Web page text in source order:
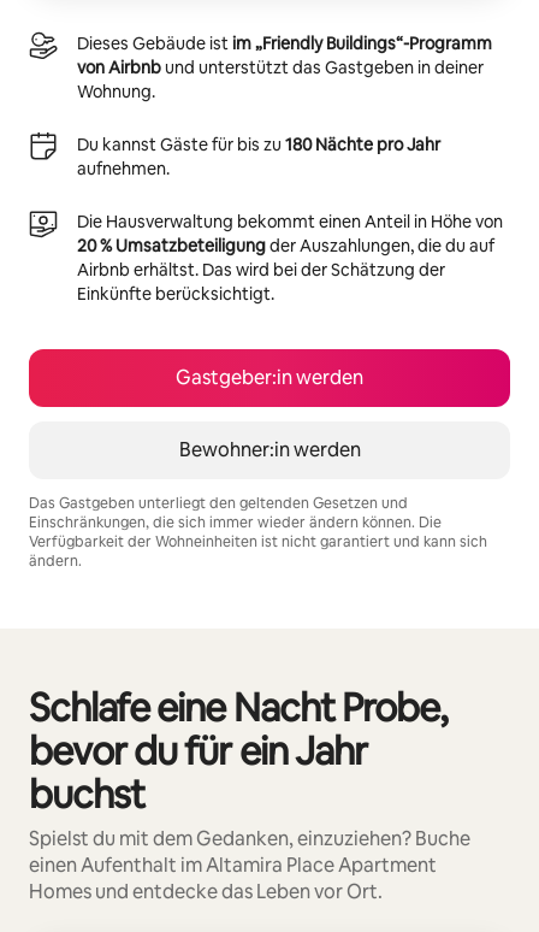
Dieses Gebäude istim „Friendly Buildings“-Programm
von Airbnbund unterstützt das Gastgeben in deiner
Wohnung.
Du kannst Gäste für bis zu 180 Nächte pro Jahr
aufnehmen.
Die Hausverwaltung bekommt einen Anteil in Höhe von
20 % Umsatzbeteiligungder Auszahlungen, die du auf
Airbnb erhältst. Das wird bei der Schätzung der
Einkünfte berücksichtigt.
Gastgeber:in werden
Bewohner:in werden
Das Gastgeben unterliegt den geltenden Gesetzen und
Einschränkungen, die sich immer wieder ändern können. Die
Verfügbarkeit der Wohneinheiten ist nicht garantiert und kann sich
ändern.
Schlafe eine Nacht Probe,
bevor du für ein Jahr
buchst
Spielst du mit dem Gedanken, einzuziehen? Buche
einen Aufenthalt im Altamira Place Apartment
Homes und entdecke das Leben vor Ort.
0 von 0 Artikeln